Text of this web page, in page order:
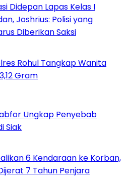
Didepan Lapas Kelas I
Joshrius: Polisi yang
Diberikan Saksi
Rohul Tangkap Wanita
Gram
Ungkap Penyebab
Siak
6 Kendaraan ke Korban,
7 Tahun Penjara